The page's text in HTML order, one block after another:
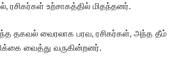
ரசிகர்கள் உற்சாகத்தில் மிதந்தனர்.
தகவல் வைரலாக பரவ, ரசிகர்கள், அந்த தீம்
வைத்து வருகின்றனர்.